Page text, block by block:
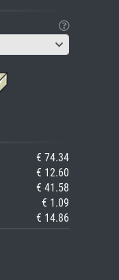
€ 74.34
€ 12.60
€ 41.58
€ 1.09
€ 14.86